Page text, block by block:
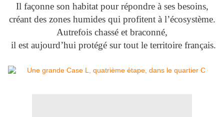
Il façonne son habitat pour répondre à ses besoins,
créant des zones humides qui profitent à l’écosystème.
Autrefois chassé et braconné,
il est aujourd’hui protégé sur tout le territoire français.